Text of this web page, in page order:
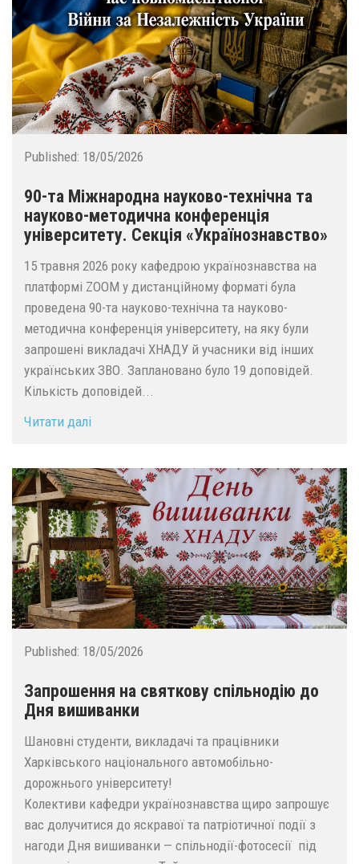
Published: 18/05/2026
90-та Міжнародна науково-технічна та
науково-методична конференція
університету. Секція «Українознавство»
15 травня 2026 року кафедрою українознавства на
платформі ZOOM у дистанційному форматі була
проведена 90-та науково-технічна та науково-
методична конференція університету, на яку були
запрошені викладачі ХНАДУ й учасники від інших
українських ЗВО. Заплановано було 19 доповідей.
Кількість доповідей...
Читати далі
Published: 18/05/2026
Запрошення на святкову спільнодію до
Дня вишиванки
Шановні студенти, викладачі та працівники
Харківського національного автомобільно-
дорожнього університету!
Колективи кафедри українознавства щиро запрошує
вас долучитися до яскравої та патріотичної події з
нагоди Дня вишиванки — спільнодії-фотосесії під